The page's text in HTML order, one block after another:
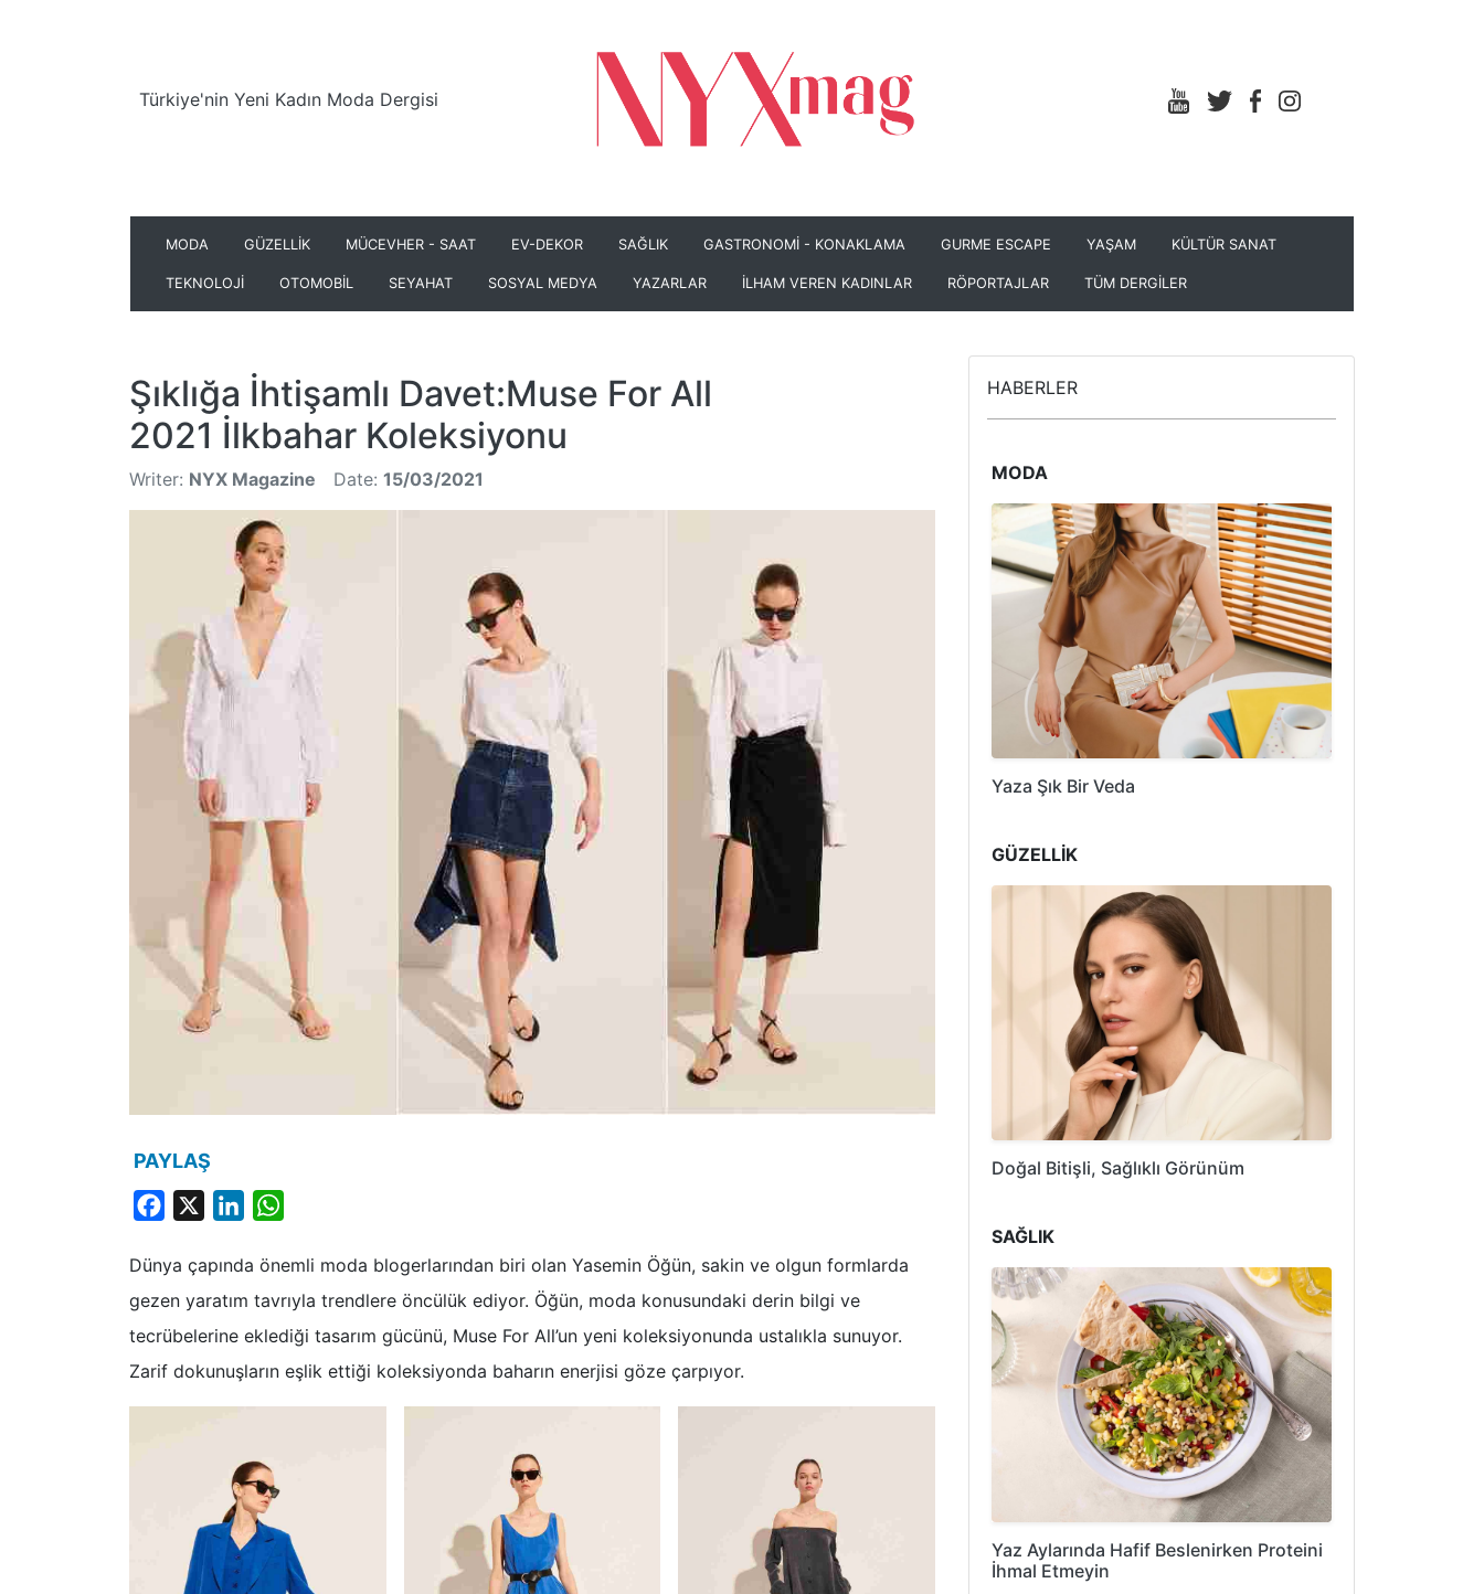
Türkiye'nin Yeni Kadın Moda Dergisi
MODA GÜZELLİK MÜCEVHER - SAAT EV-DEKOR SAĞLIK GASTRONOMİ - KONAKLAMA GURME ESCAPE YAŞAM KÜLTÜR SANAT
TEKNOLOJİ OTOMOBİL SEYAHAT SOSYAL MEDYA YAZARLAR İLHAM VEREN KADINLAR RÖPORTAJLAR TÜM DERGİLER
Şıklığa İhtişamlı Davet:Muse For All
2021 İlkbahar Koleksiyonu
Writer: NYX Magazine Date: 15/03/2021
PAYLAŞ
Facebook LinkedIn
Dünya çapında önemli moda blogerlarından biri olan Yasemin Öğün, sakin ve olgun formlarda
gezen yaratım tavrıyla trendlere öncülük ediyor. Öğün, moda konusundaki derin bilgi ve
tecrübelerine eklediği tasarım gücünü, Muse For All’un yeni koleksiyonunda ustalıkla sunuyor.
Zarif dokunuşların eşlik ettiği koleksiyonda baharın enerjisi göze çarpıyor.
HABERLER
MODA
Yaza Şık Bir Veda
GÜZELLİK
Doğal Bitişli, Sağlıklı Görünüm
SAĞLIK
Yaz Aylarında Hafif Beslenirken Proteini
İhmal Etmeyin